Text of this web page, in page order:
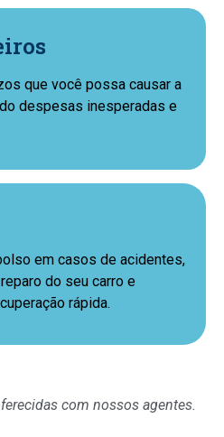
que você possa causar a
despesas inesperadas e
em casos de acidentes,
do seu carro e
rápida.
com nossos agentes.